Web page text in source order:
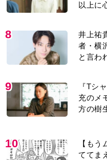
以上に
8
井上祐
者・横
と言わ
9
『Tシ
充のメ
方の樹
10
【も
ててま